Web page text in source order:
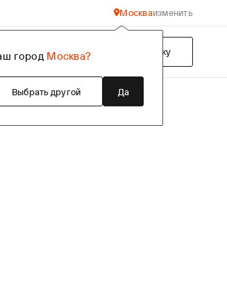
Москва
город Москва?
Выбрать другой Да
изменить
Подобрать технику